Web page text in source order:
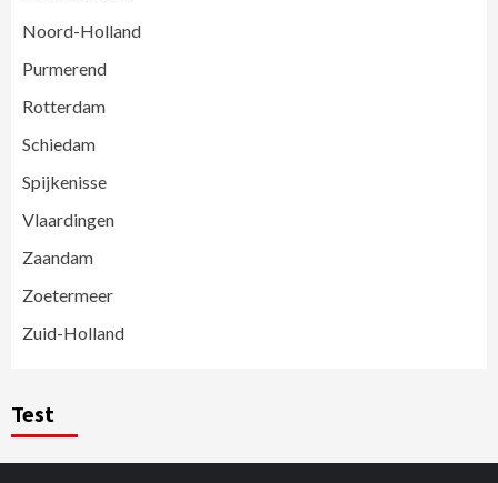
Noord-Holland
Purmerend
Rotterdam
Schiedam
Spijkenisse
Vlaardingen
Zaandam
Zoetermeer
Zuid-Holland
Test